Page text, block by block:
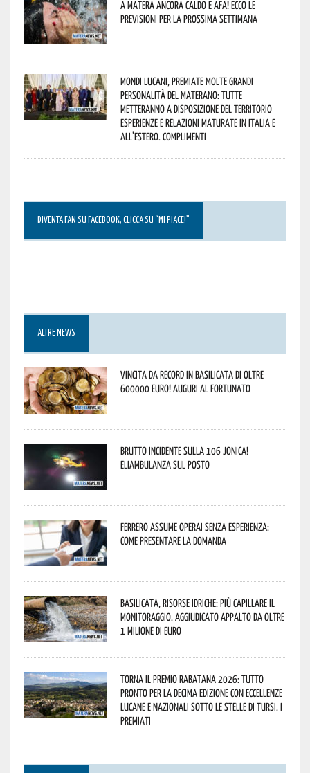
A Matera ancora caldo e afa! Ecco le
previsioni per la prossima settimana
Mondi lucani, premiate molte grandi
personalità del materano: tutte
metteranno a disposizione del territorio
esperienze e relazioni maturate in Italia e
all’estero. Complimenti
DIVENTA FAN SU FACEBOOK, CLICCA SU “MI PIACE!”
ALTRE NEWS
Vincita da record in Basilicata di oltre
600000 euro! Auguri al fortunato
Brutto incidente sulla 106 Jonica!
Eliambulanza sul posto
Ferrero assume operai senza esperienza:
come presentare la domanda
Basilicata, Risorse idriche: più capillare il
monitoraggio. Aggiudicato appalto da oltre
1 milione di euro
Torna il Premio Rabatana 2026: tutto
pronto per la decima edizione con eccellenze
lucane e nazionali sotto le stelle di Tursi. I
premiati